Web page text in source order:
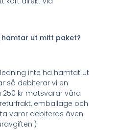
ut mitt paket?
inte ha hämtat ut
så debiterar vi en
250 kr motsvarar våra
emballage och
varor debiteras även